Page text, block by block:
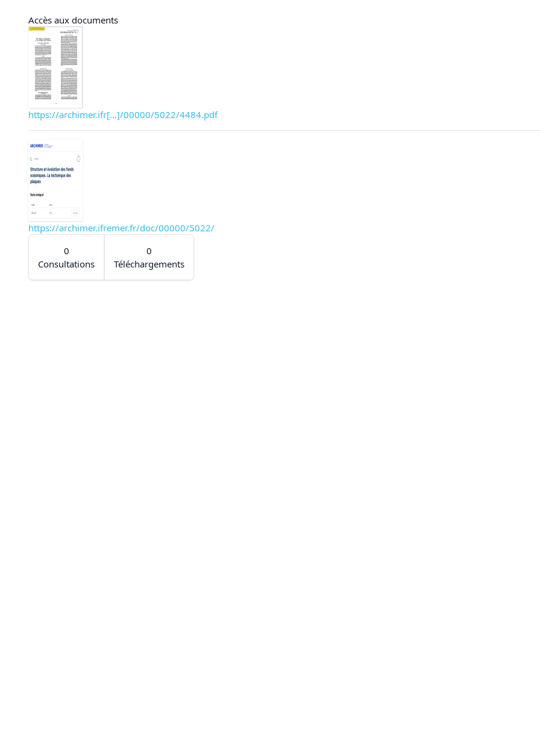
Accès aux documents
https://archimer.ifr[...]/00000/5022/4484.pdf
https://archimer.ifremer.fr/doc/00000/5022/
0
Consultations
0
Téléchargements